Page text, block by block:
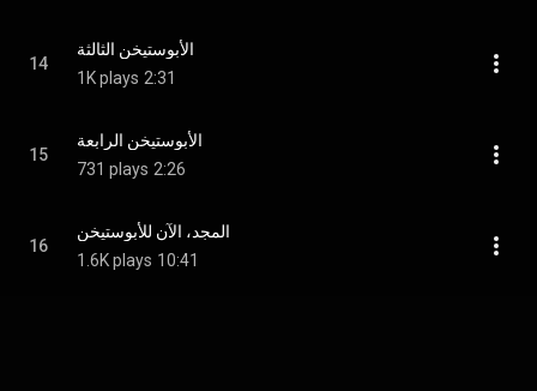
14
الأبوستيخن الثالثة
1K plays 2:31
15
الأبوستيخن الرابعة
731 plays 2:26
16
المجد، الآن للأبوستيخن
1.6K plays 10:41